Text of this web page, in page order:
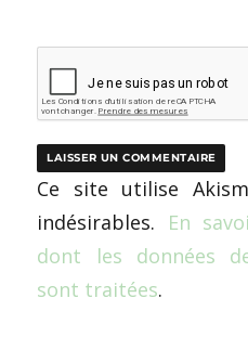
Ce site utilise
indésirables. En
dont les données
sont traitées.